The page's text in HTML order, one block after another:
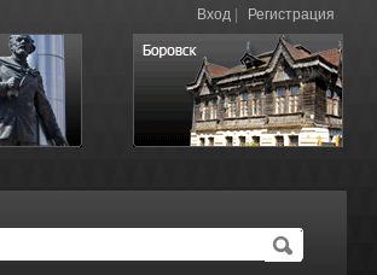
Вход Регистрация